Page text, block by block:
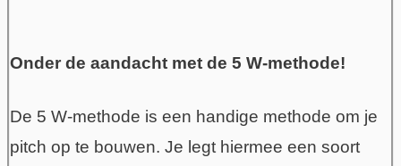
Onder de aandacht met de 5 W-methode!
De 5 W-methode is een handige methode om je
pitch op te bouwen. Je legt hiermee een soort